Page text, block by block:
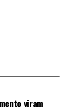
com a eleição
em
outras
viram